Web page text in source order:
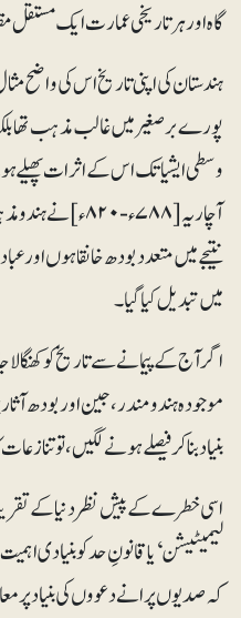
گاہ اور ہر تاریخی عمارت ایک
ہندستان کی اپنی تاریخ اس کی واضح
پورے برصغیر میں غالب مذہب تھا
وسطی ایشیا تک اس کے اثرات پھیلے
آچاریہ [۷۸۸ء-
نتیجے میں متعدد بودھ خانقاہوں اور
میں تبدیل کیا گیا۔
اگر آج کے پیمانے سے تاریخ کو
موجودہ ہندو مندر، جین اور بودھ
بنیاد بناکر فیصلے ہونے لگیں، تو
اسی خطرے کے پیش نظر دنیا کے
لیمیٹیشن‘یا قانونِ حد کو بنیادی
کہ صدیوں پرانے دعووں کی بنیاد پر